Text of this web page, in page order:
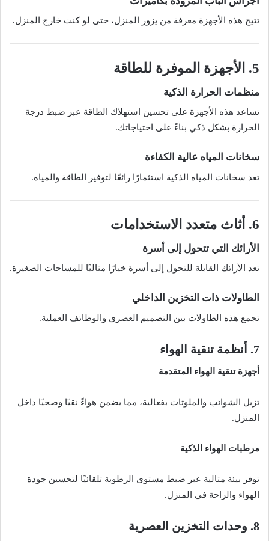
تتيح هذه الأجهزة معرفة من يزور المنزل، حتى لو كنت خارج المنزل.
5. الأجهزة الموفرة للطاقة
منظمات الحرارة الذكية
تساعد هذه الأجهزة على تحسين استهلاك الطاقة عبر ضبط درجة
الحرارة بشكل ذكي بناءً على احتياجاتك.
سخانات المياه عالية الكفاءة
تعد سخانات المياه الذكية استثمارًا رائعًا لتوفير الطاقة والمياه.
6. أثاث متعدد الاستخدامات
الأرائك التي تتحول إلى أسرة
تعد الأرائك القابلة للتحول إلى أسرة خيارًا مثاليًا للمساحات الصغيرة.
الطاولات ذات التخزين الداخلي
تجمع هذه الطاولات بين التصميم العصري والوظائف العملية.
7. أنظمة تنقية الهواء
أجهزة تنقية الهواء المتقدمة
تزيل الشوائب والملوثات بفعالية، مما يضمن هواءً نقيًا وصحيًا داخل
المنزل.
مرطبات الهواء الذكية
توفر بيئة مثالية عبر ضبط مستوى الرطوبة تلقائيًا لتحسين جودة
الهواء والراحة في المنزل.
8. وحدات التخزين العصرية